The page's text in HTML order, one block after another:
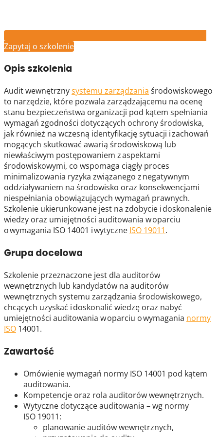
Zapytaj o szkolenie
Opis szkolenia
Audit wewnętrznysystemu zarządzania środowiskowego
to narzędzie, które pozwala zarządzającemu na ocenę
stanu bezpieczeństwa organizacji pod kątem spełniania
wymagań zgodności dotyczących ochrony środowiska,
jak również na wczesną identyfikację sytuacji i zachowań
mogących skutkować awarią środowiskową lub
niewłaściwym postępowaniem z aspektami
środowiskowymi, co wspomaga ciągły proces
minimalizowania ryzyka związanego z negatywnym
oddziaływaniem na środowisko oraz konsekwencjami
niespełniania obowiązujących wymagań prawnych.
Szkolenie ukierunkowane jest na zdobycie i doskonalenie
wiedzy oraz umiejętności auditowania w oparciu
o wymagania ISO 14001 i wytyczne ISO 19011.
Grupa docelowa
Szkolenie przeznaczone jest dla auditorów
wewnętrznych lub kandydatów na auditorów
wewnętrznych systemu zarządzania środowiskowego,
chcących uzyskać i doskonalić wiedzę oraz nabyć
umiejętności auditowania w oparciu o wymagania normy
ISO 14001.
Zawartość
Omówienie wymagań normy ISO 14001 pod kątem
auditowania.
Kompetencje oraz rola auditorów wewnętrznych.
Wytyczne dotyczące auditowania – wg normy
ISO 19011:
planowanie auditów wewnętrznych,